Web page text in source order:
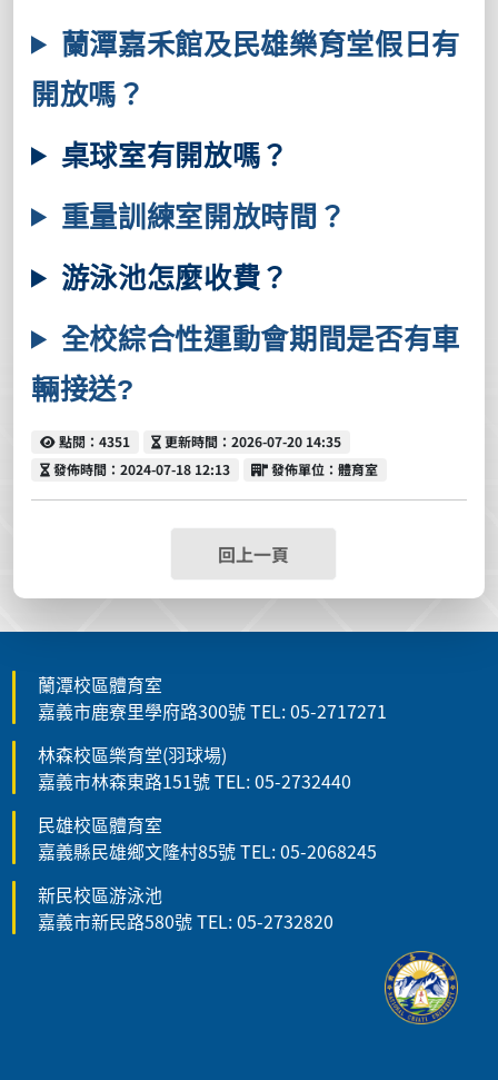
蘭潭嘉禾館及民雄樂育堂假日有
開放嗎？
桌球室有開放嗎？
重量訓練室開放時間？
游泳池怎麼收費？
全校綜合性運動會期間是否有車
輛接送?
點閱
點閱：4351 更新時間
更新時間：2026-07-20 14:35
發佈時間
發佈時間：2024-07-18 12:13 發佈單位
發佈單位：體育室
回上一頁
蘭潭校區體育室
嘉義市鹿寮里學府路300號 TEL: 05-2717271
林森校區樂育堂(羽球場)
嘉義市林森東路151號 TEL: 05-2732440
民雄校區體育室
嘉義縣民雄鄉文隆村85號 TEL: 05-2068245
新民校區游泳池
嘉義市新民路580號 TEL: 05-2732820